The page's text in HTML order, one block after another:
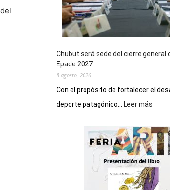
Chubut será sede del cierre general
Epade 2027
8 agosto, 2026
Con el propósito de fortalecer el
deporte patagónico...
Leer más
sede
del
cierre
de
los